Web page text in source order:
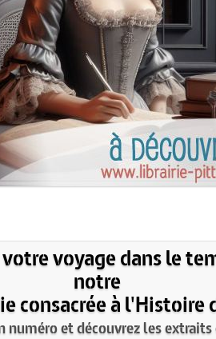
voyage dans le
notre
consacrée à l'Histoire
numéro et découvrez les